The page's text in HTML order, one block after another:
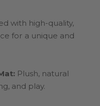
with high-quality,
for a unique and
Plush, natural
and play.